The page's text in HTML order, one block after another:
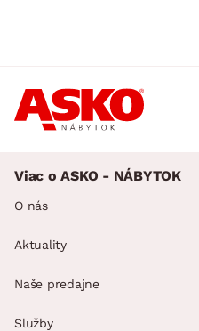
Viac o ASKO - NÁBYTOK
O nás
Aktuality
Naše predajne
Služby